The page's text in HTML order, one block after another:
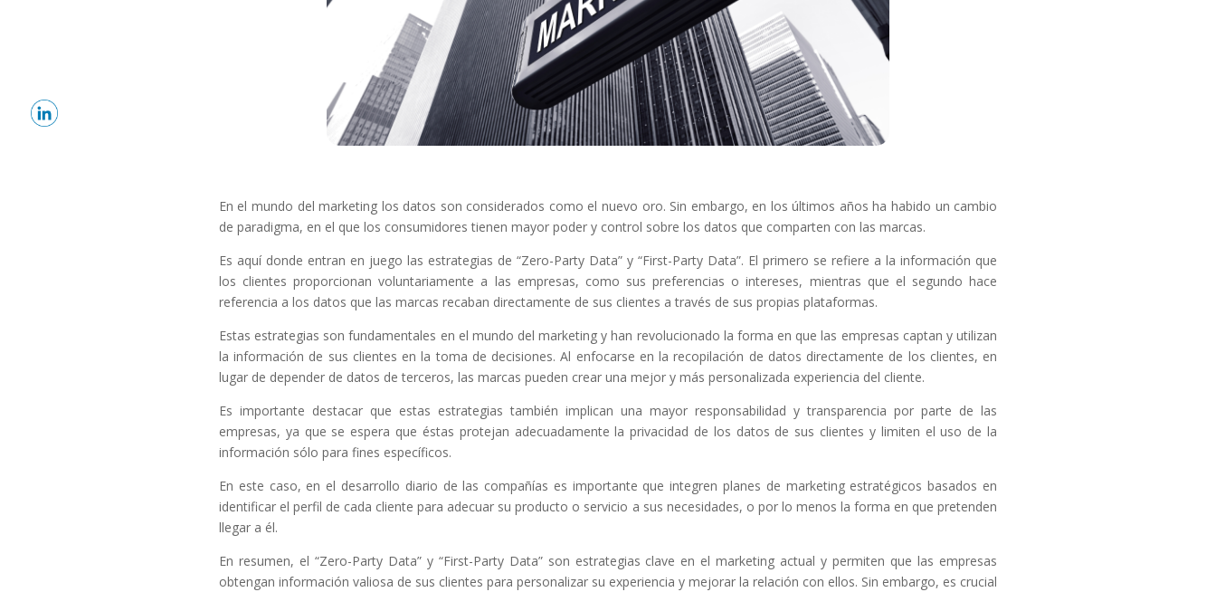
En el mundo del marketing los datos son considerados como el nuevo oro. Sin embargo, en los últimos años ha habido un cambio
de paradigma, en el que los consumidores tienen mayor poder y control sobre los datos que comparten con las marcas.
Es aquí donde entran en juego las estrategias de “Zero-Party Data” y “First-Party Data”. El primero se refiere a la información que
los clientes proporcionan voluntariamente a las empresas, como sus preferencias o intereses, mientras que el segundo hace
referencia a los datos que las marcas recaban directamente de sus clientes a través de sus propias plataformas.
Estas estrategias son fundamentales en el mundo del marketing y han revolucionado la forma en que las empresas captan y utilizan
la información de sus clientes en la toma de decisiones. Al enfocarse en la recopilación de datos directamente de los clientes, en
lugar de depender de datos de terceros, las marcas pueden crear una mejor y más personalizada experiencia del cliente.
Es importante destacar que estas estrategias también implican una mayor responsabilidad y transparencia por parte de las
empresas, ya que se espera que éstas protejan adecuadamente la privacidad de los datos de sus clientes y limiten el uso de la
información sólo para fines específicos.
En este caso, en el desarrollo diario de las compañías es importante que integren planes de marketing estratégicos basados en
identificar el perfil de cada cliente para adecuar su producto o servicio a sus necesidades, o por lo menos la forma en que pretenden
llegar a él.
En resumen, el “Zero-Party Data” y “First-Party Data” son estrategias clave en el marketing actual y permiten que las empresas
obtengan información valiosa de sus clientes para personalizar su experiencia y mejorar la relación con ellos. Sin embargo, es crucial